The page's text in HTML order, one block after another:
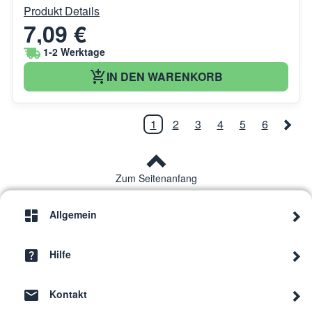
Produkt Details
7,09 €
1-2 Werktage
IN DEN WARENKORB
1 2 3 4 5 6
Zum Seitenanfang
Allgemein
Hilfe
Kontakt